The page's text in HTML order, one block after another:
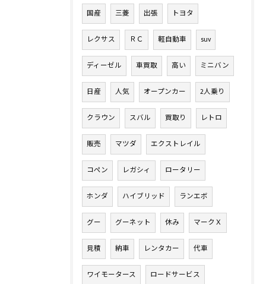
国産 三菱 出張 トヨタ
レクサス ＲＣ 軽自動車 suv
ディーゼル 車買取 高い ミニバン
日産 人気 オープンカー 2人乗り
クラウン スバル 買取り レトロ
販売 マツダ エクストレイル
コペン レガシィ ロータリー
ホンダ ハイブリッド ランエボ
グー グーネット 休み マークＸ
見積 納車 レンタカー 代車
ワイモータース ロードサービス